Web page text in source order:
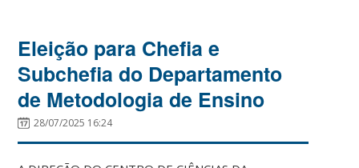
Eleição para Chefia e
Subchefia do Departamento
de Metodologia de Ensino
28/07/2025 16:24